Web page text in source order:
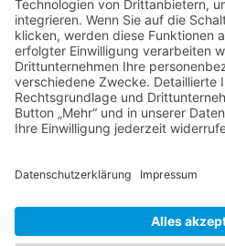
MEHR
Alte iPhone Modelle
Vertrag Widerrufen